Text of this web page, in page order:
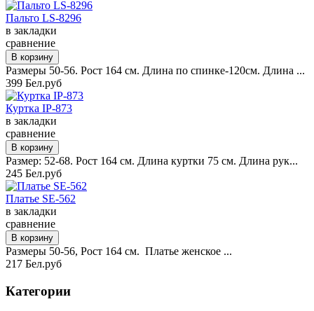
Пальто LS-8296
в закладки
сравнение
Размеры 50-56. Рост 164 см. Длина по спинке-120см. Длина ...
399 Бел.руб
Куртка IP-873
в закладки
сравнение
Размер: 52-68. Рост 164 см. Длина куртки 75 см. Длина рук...
245 Бел.руб
Платье SE-562
в закладки
сравнение
Размеры 50-56, Рост 164 см. Платье женское ...
217 Бел.руб
Категории